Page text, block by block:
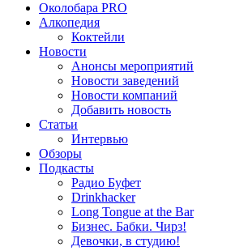
Околобара PRO
Алкопедия
Коктейли
Новости
Анонсы мероприятий
Новости заведений
Новости компаний
Добавить новость
Статьи
Интервью
Обзоры
Подкасты
Радио Буфет
Drinkhacker
Long Tongue at the Bar
Бизнес. Бабки. Чирз!
Девочки, в студию!